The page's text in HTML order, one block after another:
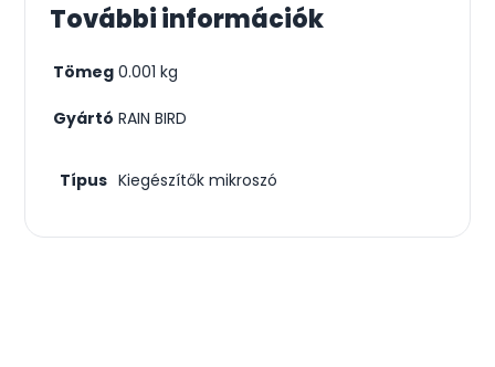
További információk
Tömeg 0.001 kg
Gyártó RAIN BIRD
Típus Kiegészítők mikroszó